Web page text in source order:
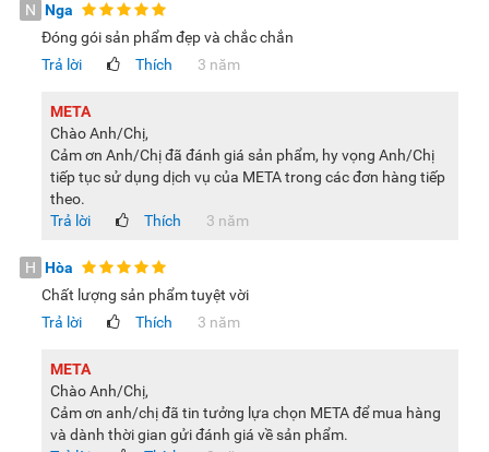
N Nga
Đóng gói sản phẩm đẹp và chắc chắn
Trả lời
Thích 3 năm
META
Chào Anh/Chị,
Cảm ơn Anh/Chị đã đánh giá sản phẩm, hy vọng Anh/Chị
tiếp tục sử dụng dịch vụ của META trong các đơn hàng tiếp
theo.
Trả lời
Thích 3 năm
H Hòa
Chất lượng sản phẩm tuyệt vời
Trả lời
Thích 3 năm
META
Chào Anh/Chị,
Cảm ơn anh/chị đã tin tưởng lựa chọn META để mua hàng
và dành thời gian gửi đánh giá về sản phẩm.